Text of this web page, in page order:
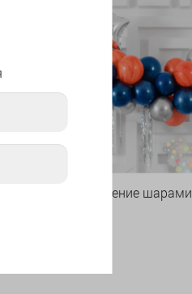
Оформление шарами